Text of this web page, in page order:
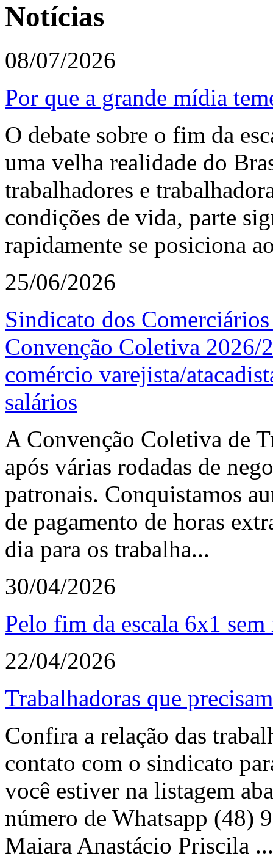
Notícias
08/07/2026
Por que a grande mídia
O debate sobre o fim da
uma velha realidade do
trabalhadores e
condições de vida, parte
rapidamente se posiciona
25/06/2026
Sindicato dos
Convenção Coletiva 2026/
comércio varejista/
salários
A Convenção Coletiva de
após várias rodadas de
patronais. Conquistamos
de pagamento de horas
dia para os trabalha...
30/04/2026
Pelo fim da escala 6x1
22/04/2026
Trabalhadoras que
Confira a relação das
contato com o sindicato
você estiver na listagem
número de Whatsapp (48)
Maiara Anastácio Priscila ...